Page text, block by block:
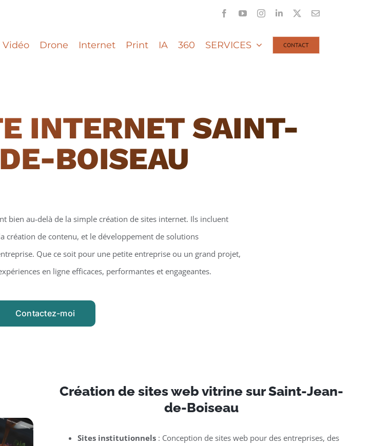
FacebookYouTubeInstagramLinkedIn Email
Vidéo Drone Internet Print IA 360 SERVICES CONTACT
INTERNET SAINT-
BOISEAU
bien au-delà de la simple création de sites internet. Ils incluent
création de contenu, et le développement de solutions
Que ce soit pour une petite entreprise ou un grand projet,
en ligne efficaces, performantes et engageantes.
Contactez-moi
Création de sites web vitrine sur Saint-Jean-
de-Boiseau
Sites institutionnels : Conception de sites web pour des entreprises, des